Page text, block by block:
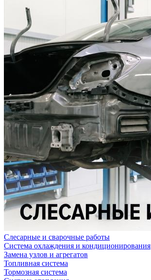
Слесарные и сварочные работы
Система охлаждения и кондиционирования
Замена узлов и агрегатов
Топливная система
Тормозная система